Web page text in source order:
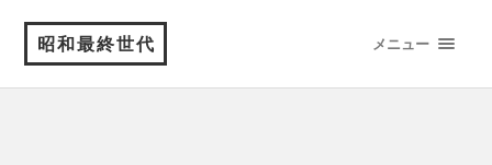
昭和最終世代 メニュー